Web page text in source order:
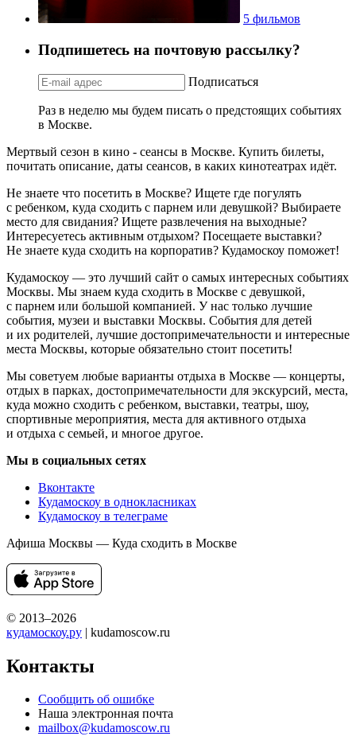
5 фильмов
Подпишетесь на почтовую рассылку?
Подписаться
Раз в неделю мы будем писать о предстоящих событиях
в Москве.
Мертвый сезон в кино - сеансы в Москве. Купить билеты,
почитать описание, даты сеансов, в каких кинотеатрах идёт.
Не знаете что посетить в Москве? Ищете где погулять
с ребенком, куда сходить с парнем или девушкой? Выбираете
место для свидания? Ищете развлечения на выходные?
Интересуетесь активным отдыхом? Посещаете выставки?
Не знаете куда сходить на корпоратив? Кудамоскоу поможет!
Кудамоскоу — это лучший сайт о самых интересных событиях
Москвы. Мы знаем куда сходить в Москве с девушкой,
с парнем или большой компанией. У нас только лучшие
события, музеи и выставки Москвы. События для детей
и их родителей, лучшие достопримечательности и интересные
места Москвы, которые обязательно стоит посетить!
Мы советуем любые варианты отдыха в Москве — концерты,
отдых в парках, достопримечательности для экскурсий, места,
куда можно сходить с ребенком, выставки, театры, шоу,
спортивные мероприятия, места для активного отдыха
и отдыха с семьей, и многое другое.
Мы в социальных сетях
Вконтакте
Кудамоскоу в однокласниках
Кудамоскоу в телеграме
Афиша Москвы — Куда сходить в Москве
© 2013–2026
кудамоскоу.ру | kudamoscow.ru
Контакты
Сообщить об ошибке
Наша электронная почта
mailbox@kudamoscow.ru